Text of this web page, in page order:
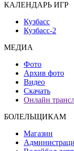
КАЛЕНДАРЬ ИГР
Кузбасс
Кузбасс-2
МЕДИА
Фото
Архив фото
Видео
Скачать
Онлайн
БОЛЕЛЬЩИКАМ
Магазин